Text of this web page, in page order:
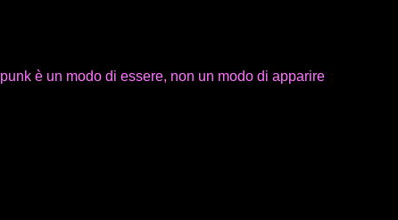
punk è un modo di essere, non un modo di apparire